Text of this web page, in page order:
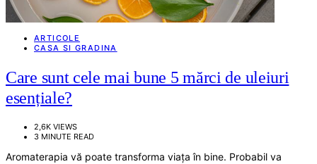
ARTICOLE
CASA SI GRADINA
Care sunt cele mai bune 5 mărci de uleiuri
esențiale?
2,6K VIEWS
3 MINUTE READ
Aromaterapia vă poate transforma viața în bine. Probabil va